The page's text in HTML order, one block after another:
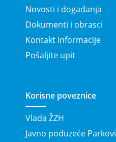
Novosti i događanja
Dokumenti i obrasci
Kontakt informacije
Pošaljite upit
Korisne poveznice
Vlada ŽZH
Javno poduzeće Parkovi